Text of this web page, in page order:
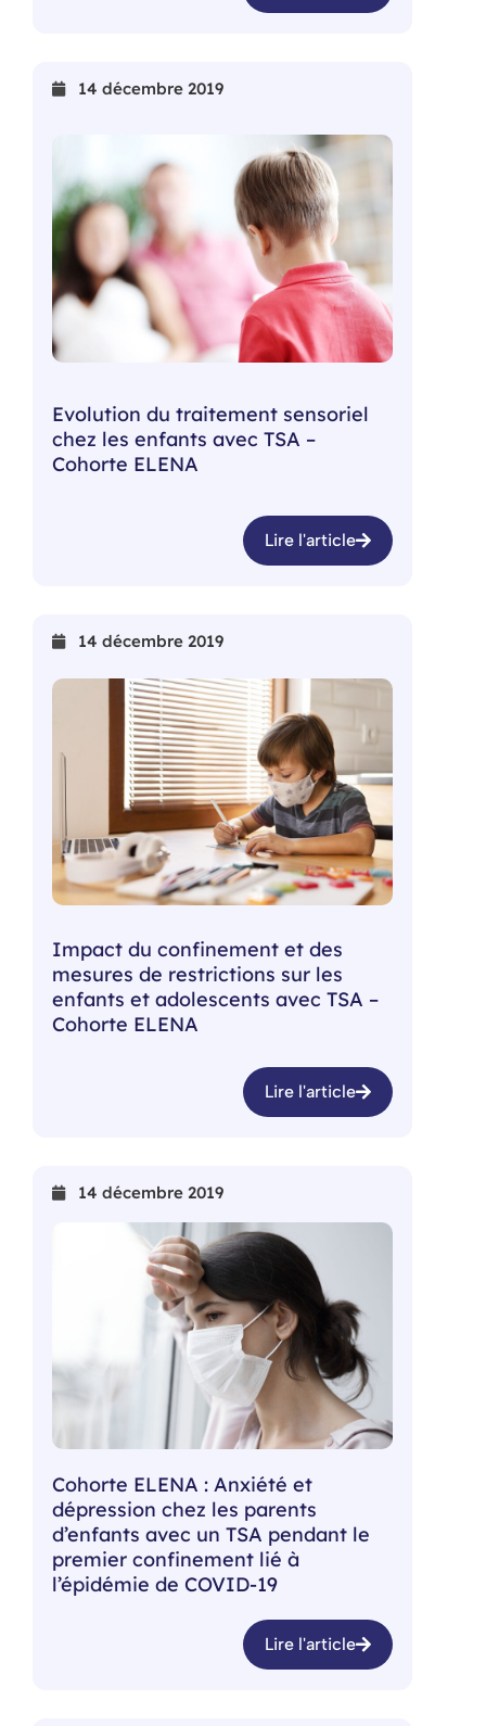
14 décembre 2019
Evolution du traitement sensoriel
chez les enfants avec TSA –
Cohorte ELENA
Lire l'article
14 décembre 2019
Impact du confinement et des
mesures de restrictions sur les
enfants et adolescents avec TSA –
Cohorte ELENA
Lire l'article
14 décembre 2019
Cohorte ELENA : Anxiété et
dépression chez les parents
d’enfants avec un TSA pendant le
premier confinement lié à
l’épidémie de COVID-19
Lire l'article